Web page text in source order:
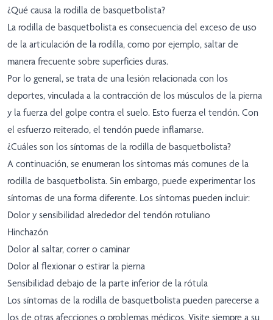
¿Qué causa la rodilla de basquetbolista?
La rodilla de basquetbolista es consecuencia del exceso de uso
de la articulación de la rodilla, como por ejemplo, saltar de
manera frecuente sobre superficies duras.
Por lo general, se trata de una lesión relacionada con los
deportes, vinculada a la contracción de los músculos de la pierna
y la fuerza del golpe contra el suelo. Esto fuerza el tendón. Con
el esfuerzo reiterado, el tendón puede inflamarse.
¿Cuáles son los síntomas de la rodilla de basquetbolista?
A continuación, se enumeran los síntomas más comunes de la
rodilla de basquetbolista. Sin embargo, puede experimentar los
síntomas de una forma diferente. Los síntomas pueden incluir:
Dolor y sensibilidad alrededor del tendón rotuliano
Hinchazón
Dolor al saltar, correr o caminar
Dolor al flexionar o estirar la pierna
Sensibilidad debajo de la parte inferior de la rótula
Los síntomas de la rodilla de basquetbolista pueden parecerse a
los de otras afecciones o problemas médicos. Visite siempre a su